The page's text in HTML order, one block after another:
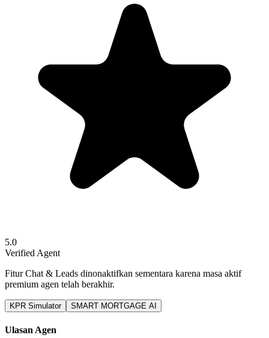
5.0
Verified Agent
Fitur Chat & Leads dinonaktifkan sementara karena masa aktif
premium agen telah berakhir.
KPR Simulator SMART MORTGAGE AI
Ulasan Agen